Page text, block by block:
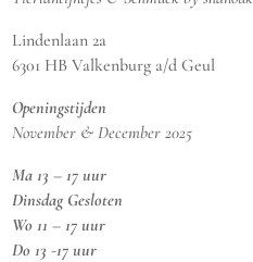
Lindenlaan 2a
6301 HB Valkenburg a/d Geul
Openingstijden
November & December 2025
Ma 13 – 17 uur
Dinsdag Gesloten
Wo 11 – 17 uur
Do 13 -17 uur